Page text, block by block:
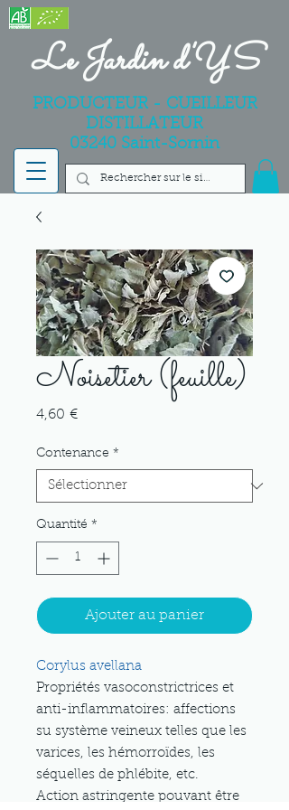
Le Jardin d'YS
PRODUCTEUR - CUEILLEUR
DISTILLATEUR
03240 Saint-Sornin
Noisetier (feuille)
4,60 €Prix
Contenance *
Quantité *
Ajouter au panier
Corylus avellana
Propriétés vasoconstrictrices et
anti-inflammatoires: affections
su système veineux telles que les
varices, les hémorroïdes, les
séquelles de phlébite, etc.
Action astringente pouvant être